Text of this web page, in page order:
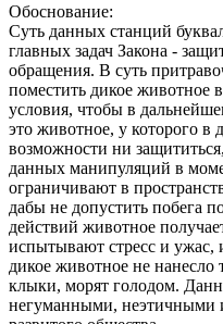
Обоснование:
Суть данных станций
главных задач Закона -
обращения. В суть
поместить дикое животное
условия, чтобы в
это животное, у которого в
возможности ни
данных манипуляций в
ограничивают в
дабы не допустить побега
действий животное
испытывают стресс и ужас,
дикое животное не нанесло
клыки, морят голодом.
негуманными, неэтичными